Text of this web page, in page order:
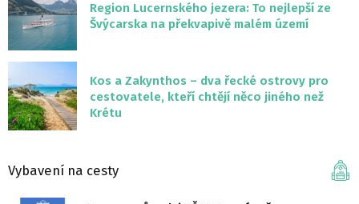
Region Lucernského jezera: To nejlepší ze
Švýcarska na překvapivě malém území
Kos a Zakynthos – dva řecké ostrovy pro
cestovatele, kteří chtějí něco jiného než
Krétu
Vybavení na cesty